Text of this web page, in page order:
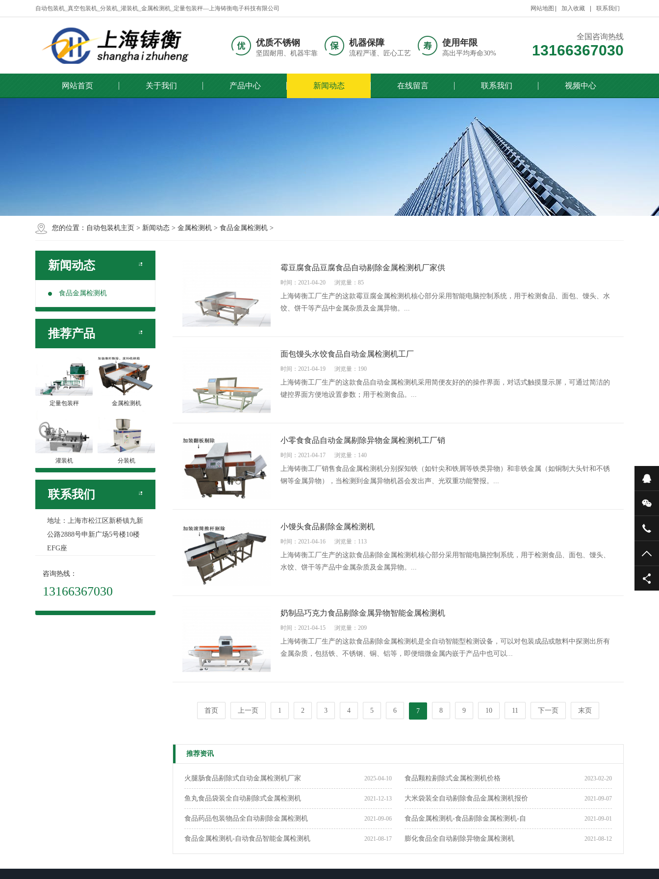
网站地图 加入收藏 联系我们
自动包装机_真空包装机_分装机_灌装机_金属检测机_定量包装秤—上海铸衡电子科技有限公司
优质不锈钢
坚固耐用、机器牢靠
机器保障
流程严谨、匠心工艺
使用年限
高出平均寿命30%
全国咨询热线
13166367030
网站首页 关于我们 产品中心 新闻动态 在线留言 联系我们 视频中心
您的位置： 自动包装机主页 > 新闻动态 > 金属检测机 > 食品金属检测机 >
新闻动态
食品金属检测机
推荐产品
定量包装秤 金属检测机
灌装机 分装机
联系我们
地址：上海市松江区新桥镇九新
公路2888号申新广场5号楼10楼
EFG座
咨询热线：
13166367030
霉豆腐食品豆腐食品自动剔除金属检测机厂家供
时间：2021-04-20 浏览量：85
上海铸衡工厂生产的这款霉豆腐金属检测机核心部分采用智能电脑控制系统，用于检测食品、面包、馒头、水
饺、饼干等产品中金属杂质及金属异物。...
面包馒头水饺食品自动金属检测机工厂
时间：2021-04-19 浏览量：190
上海铸衡工厂生产的这款食品自动金属检测机采用简便友好的的操作界面，对话式触摸显示屏，可通过简洁的
键控界面方便地设置参数；用于检测食品。...
小零食食品自动金属剔除异物金属检测机工厂销
时间：2021-04-17 浏览量：140
上海铸衡工厂销售食品金属检测机分别探知铁（如针尖和铁屑等铁类异物）和非铁金属（如铜制大头针和不锈
钢等金属异物），当检测到金属异物机器会发出声、光双重功能警报。...
小馒头食品剔除金属检测机
时间：2021-04-16 浏览量：113
上海铸衡工厂生产的这款食品剔除金属检测机核心部分采用智能电脑控制系统，用于检测食品、面包、馒头、
水饺、饼干等产品中金属杂质及金属异物。...
奶制品巧克力食品剔除金属异物智能金属检测机
时间：2021-04-15 浏览量：209
上海铸衡工厂生产的这款食品剔除金属检测机是全自动智能型检测设备，可以对包装成品或散料中探测出所有
金属杂质，包括铁、不锈钢、铜、铝等，即便细微金属内嵌于产品中也可以...
首页 上一页 1 2 3 4 5 6 7 8 9 10 11 下一页 末页
推荐资讯
2025-04-10
火腿肠食品剔除式自动金属检测机厂家 2023-02-20
食品颗粒剔除式金属检测机价格
2021-12-13
鱼丸食品袋装全自动剔除式金属检测机 2021-09-07
大米袋装全自动剔除食品金属检测机报价
2021-09-06
食品药品包装物品全自动剔除金属检测机 2021-09-01
食品金属检测机-食品剔除金属检测机-自
2021-08-17
食品金属检测机-自动食品智能金属检测机 2021-08-12
膨化食品全自动剔除异物金属检测机
在
微